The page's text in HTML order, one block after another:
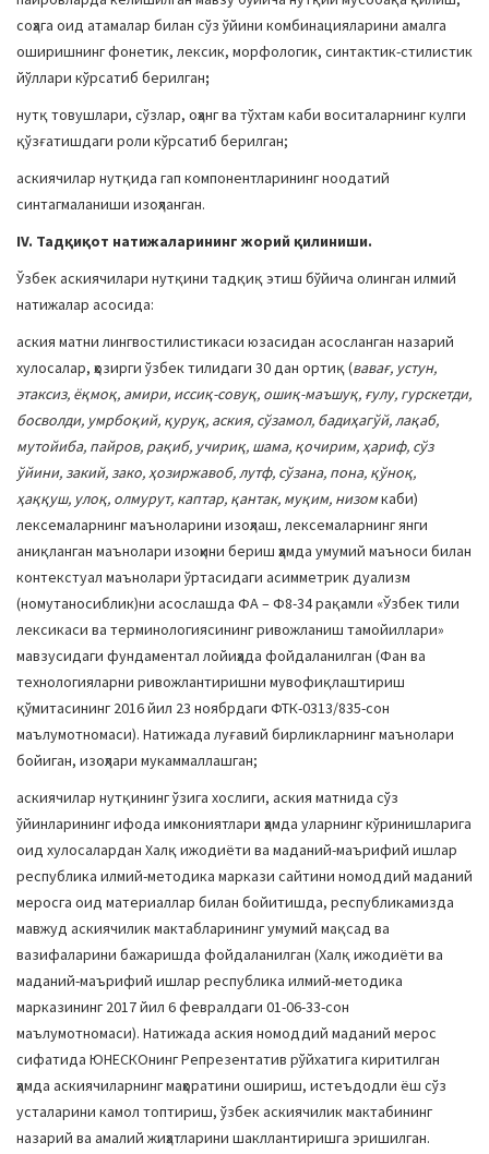
соҳага оид атамалар билан сўз ўйини комбинацияларини амалга
оширишнинг фонетик, лексик, морфологик, синтактик-стилистик
йўллари кўрсатиб берилган;
нутқ товушлари, сўзлар, оҳанг ва тўхтам каби воситаларнинг кулги
қўзғатишдаги роли кўрсатиб берилган;
аскиячилар нутқида гап компонентларининг ноодатий
синтагмаланиши изоҳланган.
IV. Тадқиқот натижаларининг жорий қилиниши.
Ўзбек аскиячилари нутқини тадқиқ этиш бўйича олинган илмий
натижалар асосида:
аския матни лингвостилистикаси юзасидан асосланган назарий
хулосалар, ҳозирги ўзбек тилидаги 30 дан ортиқ (вавағ, устун,
этаксиз, ёқмоқ, амири, иссиқ-совуқ, ошиқ-маъшуқ, ғулу, гурскетди,
босволди, умрбоқий, қуруқ, аския, сўзамол, бадиҳагўй, лақаб,
мутойиба, пайров, рақиб, учириқ, шама, қочирим, ҳариф, сўз
ўйини, закий, зако, ҳозиржавоб, лутф, сўзана, пона, қўноқ,
ҳаққуш, улоқ, олмурут, каптар, қантак, муқим, низомкаби)
лексемаларнинг маъноларини изоҳлаш, лексемаларнинг янги
аниқланган маънолари изоҳини бериш ҳамда умумий маъноси билан
контекстуал маънолари ўртасидаги асимметрик дуализм
(номутаносиблик)ни асослашда ФА – Ф8-34 рақамли «Ўзбек тили
лексикаси ва терминологиясининг ривожланиш тамойиллари»
мавзусидаги фундаментал лойиҳада фойдаланилган (Фан ва
технологияларни ривожлантиришни мувофиқлаштириш
қўмитасининг 2016 йил 23 ноябрдаги ФТК-0313/835-сон
маълумотномаси). Натижада луғавий бирликларнинг маънолари
бойиган, изоҳлари мукаммаллашган;
аскиячилар нутқининг ўзига хослиги, аския матнида сўз
ўйинларининг ифода имкониятлари ҳамда уларнинг кўринишларига
оид хулосалардан Халқ ижодиёти ва маданий-маърифий ишлар
республика илмий-методика маркази сайтини номоддий маданий
меросга оид материаллар билан бойитишда, республикамизда
мавжуд аскиячилик мактабларининг умумий мақсад ва
вазифаларини бажаришда фойдаланилган (Халқ ижодиёти ва
маданий-маърифий ишлар республика илмий-методика
марказининг 2017 йил 6 февралдаги 01-06-33-сон
маълумотномаси). Натижада аския номоддий маданий мерос
сифатида ЮНЕСКОнинг Репрезентатив рўйхатига киритилган
ҳамда аскиячиларнинг маҳоратини ошириш, истеъдодли ёш сўз
усталарини камол топтириш, ўзбек аскиячилик мактабининг
назарий ва амалий жиҳатларини шакллантиришга эришилган.